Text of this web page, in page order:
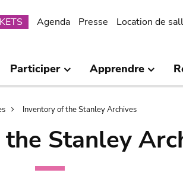
Agenda Presse Location de
Participer Apprendre
Inventory of the Stanley Archives
Stanley